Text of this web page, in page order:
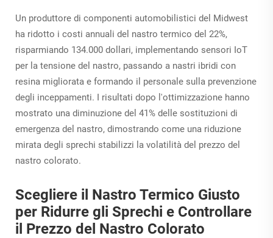
Un produttore di componenti automobilistici del Midwest
ha ridotto i costi annuali del nastro termico del 22%,
risparmiando 134.000 dollari, implementando sensori IoT
per la tensione del nastro, passando a nastri ibridi con
resina migliorata e formando il personale sulla prevenzione
degli inceppamenti. I risultati dopo l'ottimizzazione hanno
mostrato una diminuzione del 41% delle sostituzioni di
emergenza del nastro, dimostrando come una riduzione
mirata degli sprechi stabilizzi la volatilità del prezzo del
nastro colorato.
Scegliere il Nastro Termico Giusto
per Ridurre gli Sprechi e Controllare
il Prezzo del Nastro Colorato